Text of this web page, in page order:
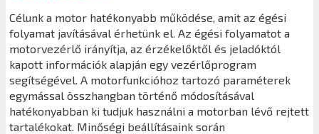
Célunk a motor hatékonyabb működése, amit az égési
folyamat javításával érhetünk el. Az égési folyamatot a
motorvezérlő irányítja, az érzékelőktől és jeladóktól
kapott információk alapján egy vezérlőprogram
segítségével. A motorfunkcióhoz tartozó paraméterek
egymással összhangban történő módosításával
hatékonyabban ki tudjuk használni a motorban lévő rejtett
tartalékokat. Minőségi beállításaink során